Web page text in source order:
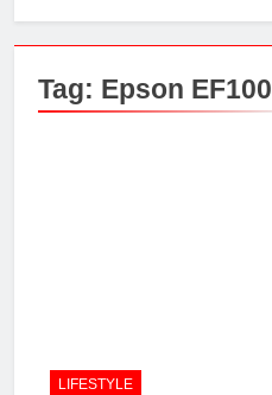
Tag: Epson EF100
LIFESTYLE